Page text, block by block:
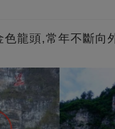
色龍頭,常年不斷向